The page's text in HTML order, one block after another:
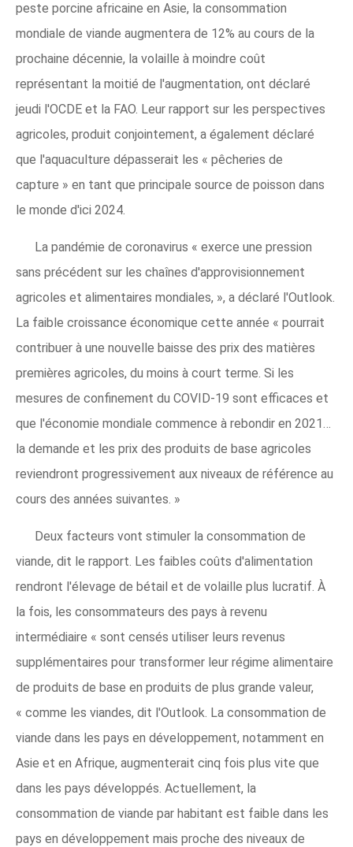
peste porcine africaine en Asie, la consommation
mondiale de viande augmentera de 12% au cours de la
prochaine décennie, la volaille à moindre coût
représentant la moitié de l'augmentation, ont déclaré
jeudi l'OCDE et la FAO. Leur rapport sur les perspectives
agricoles, produit conjointement, a également déclaré
que l'aquaculture dépasserait les « pêcheries de
capture » ​​en tant que principale source de poisson dans
le monde d'ici 2024.
La pandémie de coronavirus « exerce une pression
sans précédent sur les chaînes d'approvisionnement
agricoles et alimentaires mondiales, », a déclaré l'Outlook.
La faible croissance économique cette année « pourrait
contribuer à une nouvelle baisse des prix des matières
premières agricoles, du moins à court terme. Si les
mesures de confinement du COVID-19 sont efficaces et
que l'économie mondiale commence à rebondir en 2021…
la demande et les prix des produits de base agricoles
reviendront progressivement aux niveaux de référence au
cours des années suivantes. »
Deux facteurs vont stimuler la consommation de
viande, dit le rapport. Les faibles coûts d'alimentation
rendront l'élevage de bétail et de volaille plus lucratif. À
la fois, les consommateurs des pays à revenu
intermédiaire « sont censés utiliser leurs revenus
supplémentaires pour transformer leur régime alimentaire
de produits de base en produits de plus grande valeur,
« comme les viandes, dit l'Outlook. La consommation de
viande dans les pays en développement, notamment en
Asie et en Afrique, augmenterait cinq fois plus vite que
dans les pays développés. Actuellement, la
consommation de viande par habitant est faible dans les
pays en développement mais proche des niveaux de